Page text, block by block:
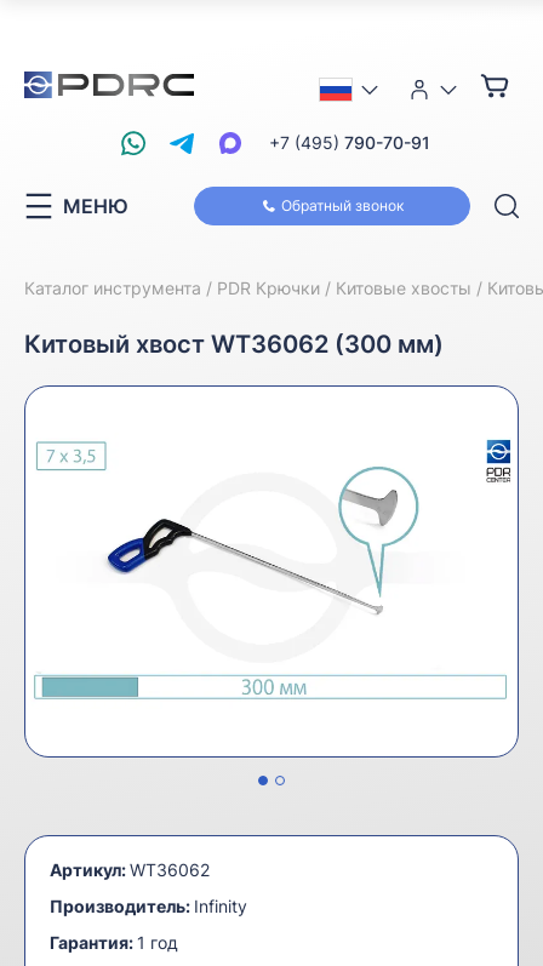
Обратный звонок
+7 (495) 790-70-91
МЕНЮ
Каталог инструмента PDR Крючки Китовые хвосты
Китовый хвост WT36062 (300 мм)
Артикул:WT36062
Производитель: Infinity
Гарантия: 1 год